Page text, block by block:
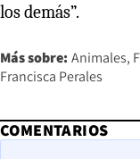
los demás”.
Más sobre: Animales
Francisca Perales
COMENTARIOS